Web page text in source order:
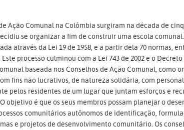
Ação Comunal na Colômbia surgiram na década de
se organizar a fim de construir uma escola
através da Lei 19 de 1958, e a partir dela 70 normas,
processo culminou com a Lei 743 de 2002 e o
baseada nos Conselhos de Ação Comunal, como
fins não lucrativos, de natureza solidária, com
pelos residentes de um lugar que juntam esforços e
objetivo é que os seus membros possam planejar o
comunitários autônomos de identificação,
e projetos de desenvolvimento comunitário. Os